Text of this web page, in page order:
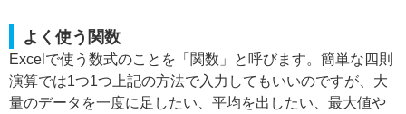
よく使う関数
Excelで使う数式のことを「関数」と呼びます。簡単な四則
演算では1つ1つ上記の方法で入力してもいいのですが、大
量のデータを一度に足したい、平均を出したい、最大値や